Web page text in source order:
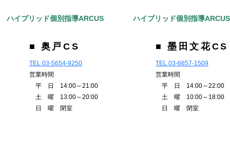
ハイブリッド個別指導ARCUS
■ 奥戸CS
TEL 03-5654-9250
営業時間
平 日 14:00～21:00
土 曜 13:00～20:00
日 曜 閉室
ハイブリッド個別指導ARCUS
■ 墨田文花CS
TEL 03-6657-1509
営業時間
平 日 14:00～22:00
土 曜 10:00～18:00
日 曜 閉室